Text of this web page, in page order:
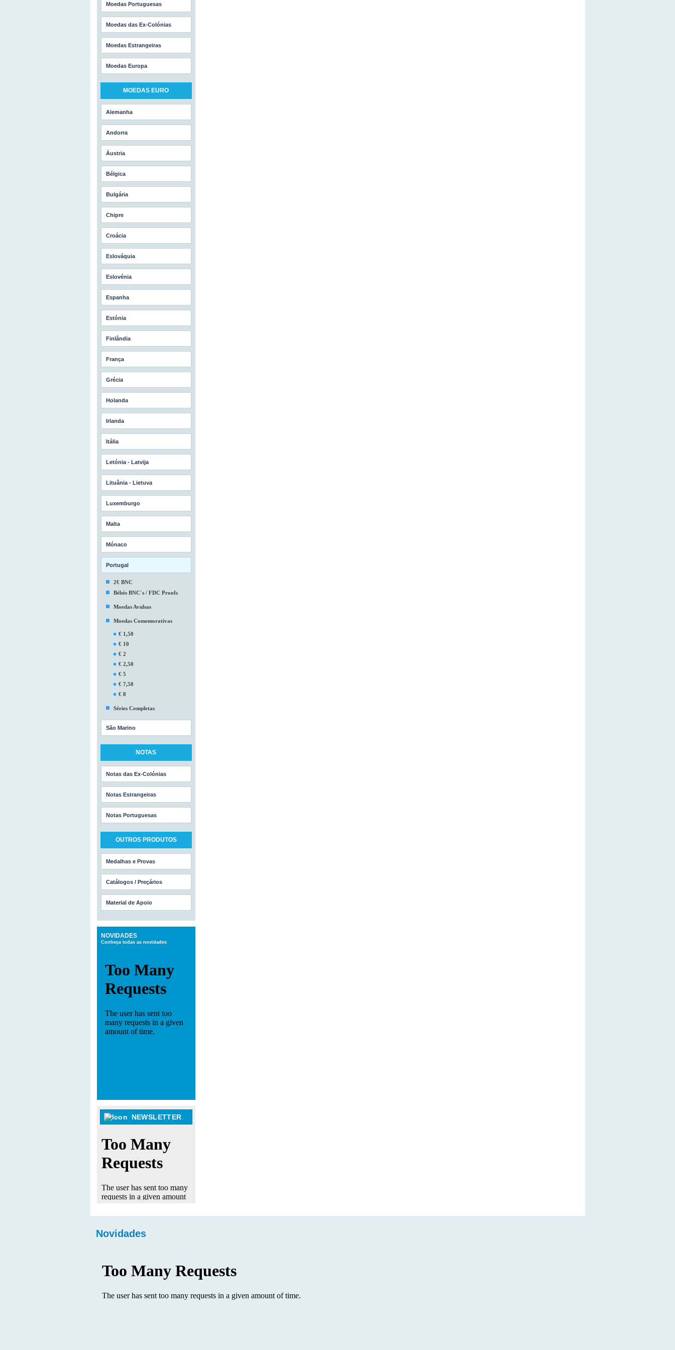
Moedas Portuguesas
Moedas das Ex-Colónias
Moedas Estrangeiras
Moedas Europa
MOEDAS EURO
Alemanha
Andorra
Áustria
Bélgica
Bulgária
Chipre
Croácia
Eslováquia
Eslovénia
Espanha
Estónia
Finlândia
França
Grécia
Holanda
Irlanda
Itália
Letónia - Latvija
Lituânia - Lietuva
Luxemburgo
Malta
Mónaco
Portugal
2€ BNC
Bébés BNC´s / FDC Proofs
Moedas Avulsas
Moedas Comemorativas
€ 1,50
€ 10
€ 2
€ 2,50
€ 5
€ 7,50
€ 8
Séries Completas
São Marino
NOTAS
Notas das Ex-Colónias
Notas Estrangeiras
Notas Portuguesas
OUTROS PRODUTOS
Medalhas e Provas
Catálogos / Preçários
Material de Apoio
NOVIDADES
Conheça todas as novidades
NEWSLETTER
Novidades